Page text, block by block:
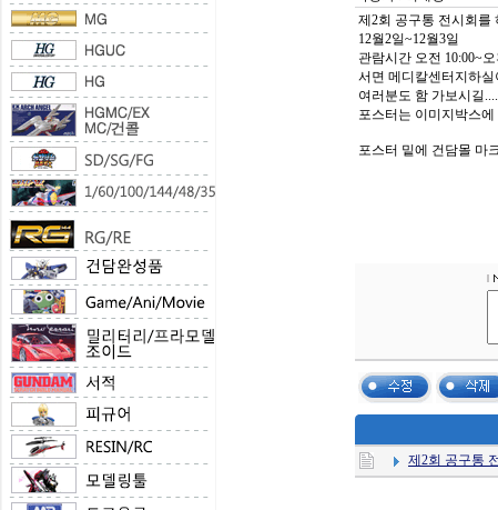
제2회 공구통 전시회를
12월2일~12월3일
관람시간 오전 10:00~오
서면 메디칼센터지하실
여러분도 함 가보시길....
포스터는 이미지박스
포스터 밑에 건담몰 마
제2회 공구통